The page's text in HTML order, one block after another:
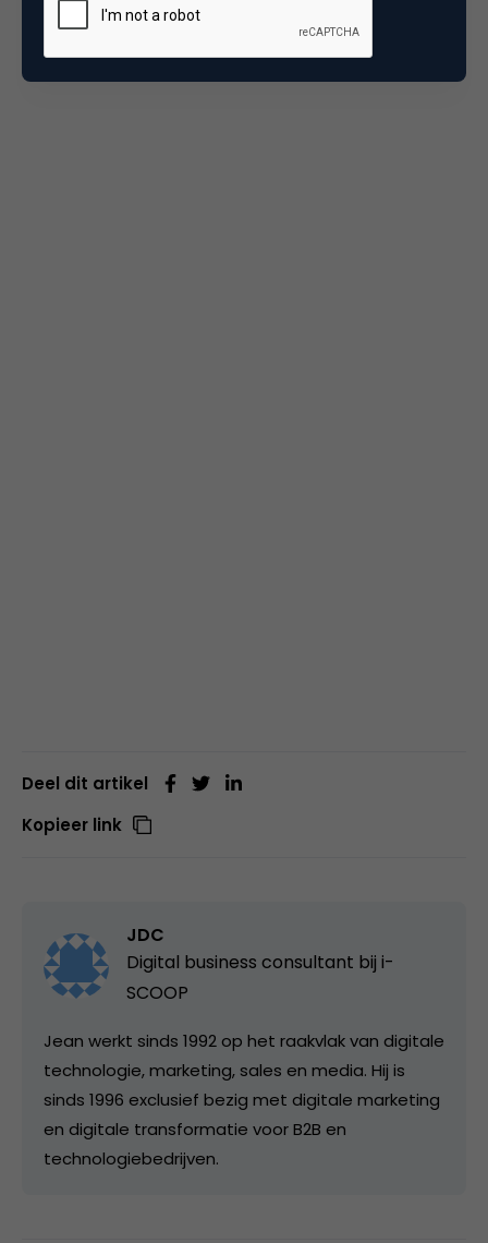
daarvan vind jehier.
Deel dit artikel
Kopieer link
JDC
Digital business consultant bij i-
SCOOP
Jean werkt sinds 1992 op het raakvlak van digitale
technologie, marketing, sales en media. Hij is
sinds 1996 exclusief bezig met digitale marketing
en digitale transformatie voor B2B en
technologiebedrijven.